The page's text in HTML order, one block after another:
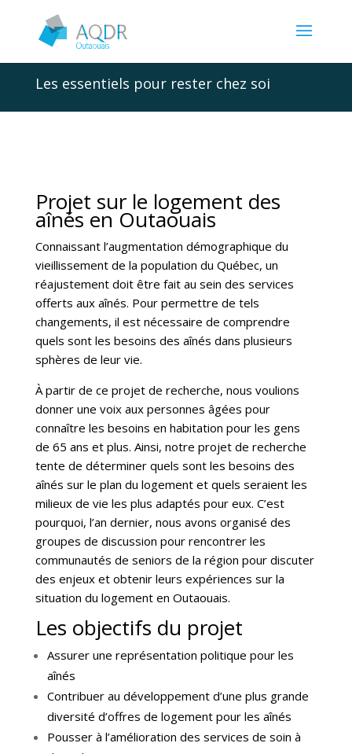
Les essentiels pour rester chez soi
Projet sur le logement des
aînés en Outaouais
Connaissant l’augmentation démographique du
vieillissement de la population du Québec, un
réajustement doit être fait au sein des services
offerts aux aînés. Pour permettre de tels
changements, il est nécessaire de comprendre
quels sont les besoins des aînés dans plusieurs
sphères de leur vie.
À partir de ce projet de recherche, nous voulions
donner une voix aux personnes âgées pour
connaître les besoins en habitation pour les gens
de 65 ans et plus. Ainsi, notre projet de recherche
tente de déterminer quels sont les besoins des
aînés sur le plan du logement et quels seraient les
milieux de vie les plus adaptés pour eux. C’est
pourquoi, l’an dernier, nous avons organisé des
groupes de discussion pour rencontrer les
communautés de seniors de la région pour discuter
des enjeux et obtenir leurs expériences sur la
situation du logement en Outaouais.
Les objectifs du projet
Assurer une représentation politique pour les
aînés
Contribuer au développement d’une plus grande
diversité d’offres de logement pour les aînés
Pousser à l’amélioration des services de soin à